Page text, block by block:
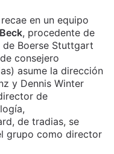
en un equipo
, procedente de
de Boerse Stuttgart
consejero
asume la dirección
y Dennis Winter
de
de tradias, se
grupo como director